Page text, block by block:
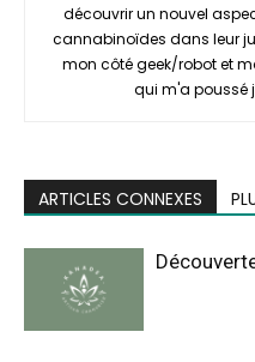
découvrir un nouvel
cannabinoïdes dans leur
mon côté geek/robot et
qui m'a poussé
ARTICLES CONNEXES